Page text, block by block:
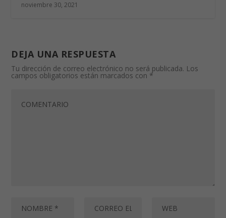
noviembre 30, 2021
DEJA UNA RESPUESTA
Tu dirección de correo electrónico no será publicada. Los
campos obligatorios están marcados con *